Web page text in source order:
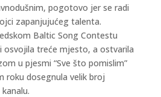
pogotovo jer se radi
zapanjujućeg talenta.
Baltic Song Contestu
osvojila treće mjesto, a ostvarila
u pjesmi “Sve što pomislim”
roku dosegnula velik broj